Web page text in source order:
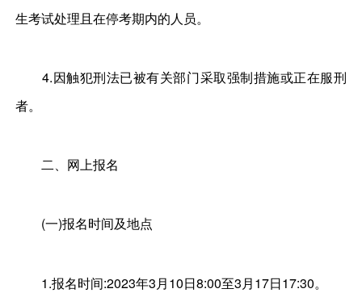
生考试处理且在停考期内的人员。
4.因触犯刑法已被有关部门采取强制措施或正在服刑
者。
二、网上报名
(一)报名时间及地点
1.报名时间:2023年3月10日8:00至3月17日17:30。